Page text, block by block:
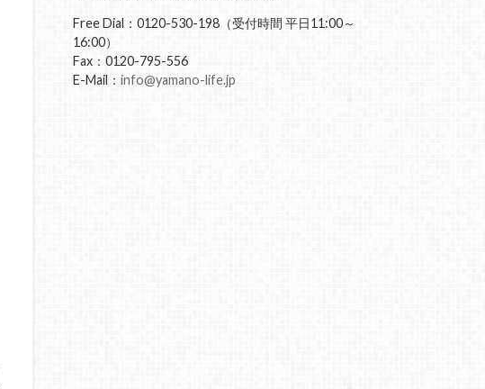
Free Dial：0120-530-198（受付時間 平日11:00～
16:00）
Fax：0120-795-556
E-Mail： info@yamano-life.jp